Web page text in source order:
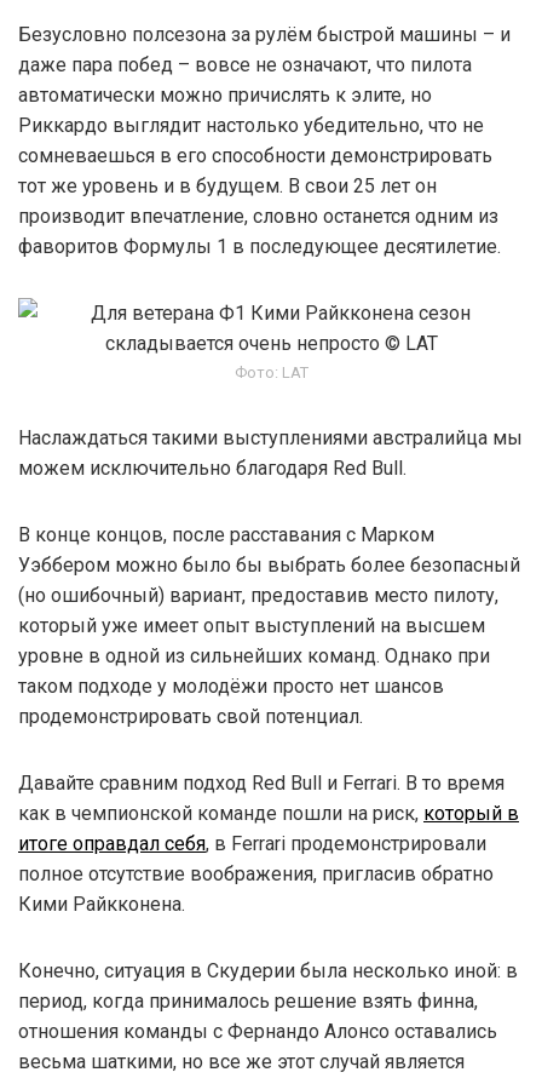
Безусловно полсезона за рулём быстрой машины – и
даже пара побед – вовсе не означают, что пилота
автоматически можно причислять к элите, но
Риккардо выглядит настолько убедительно, что не
сомневаешься в его способности демонстрировать
тот же уровень и в будущем. В свои 25 лет он
производит впечатление, словно останется одним из
фаворитов Формулы 1 в последующее десятилетие.
Фото: LAT
Наслаждаться такими выступлениями австралийца мы
можем исключительно благодаря Red Bull.
В конце концов, после расставания с Марком
Уэббером можно было бы выбрать более безопасный
(но ошибочный) вариант, предоставив место пилоту,
который уже имеет опыт выступлений на высшем
уровне в одной из сильнейших команд. Однако при
таком подходе у молодёжи просто нет шансов
продемонстрировать свой потенциал.
Давайте сравним подход Red Bull и Ferrari. В то время
как в чемпионской команде пошли на риск, который в
итоге оправдал себя, в Ferrari продемонстрировали
полное отсутствие воображения, пригласив обратно
Кими Райкконена.
Конечно, ситуация в Скудерии была несколько иной: в
период, когда принималось решение взять финна,
отношения команды с Фернандо Алонсо оставались
весьма шаткими, но все же этот случай является